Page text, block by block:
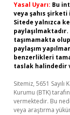
Yasal Uyarı: Bu
veya şahıs
Sitede yalnızca
taşımamakta
paylaşım
benzerlikleri
taslak halindedir
Sitemiz, 5651
Kurumu (BTK)
vermektedir. Bu
veya araştırma